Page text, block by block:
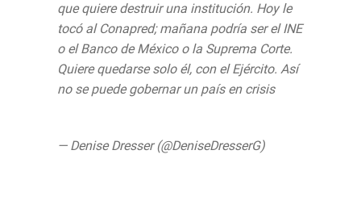
que quiere destruir una institución. Hoy le
tocó al Conapred; mañana podría ser el INE
o el Banco de México o la Suprema Corte.
Quiere quedarse solo él, con el Ejército. Así
no se puede gobernar un país en crisis
— Denise Dresser (@DeniseDresserG)